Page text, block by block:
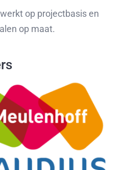
op projectbasis en
op maat.